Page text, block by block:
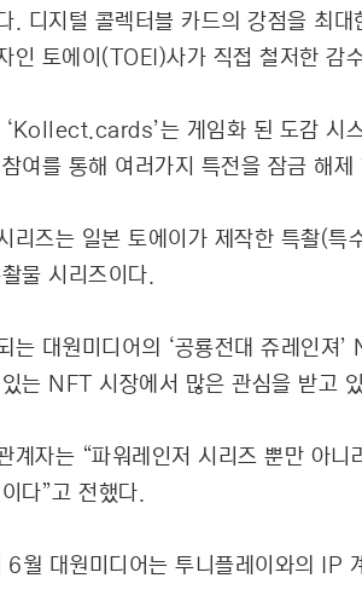
. 디지털 콜렉터블 카드의 강점을 최
인 토에이(TOEI)사가 직접 철저한 감
는 게임화 된 도감 시
여를 통해 여러가지 특전을 잠금 해
리즈는 일본 토에이가 제작한 특촬(
물 시리즈이다.
는 대원미디어의 ‘공룡전대 쥬레인
는 NFT 시장에서 많은 관심을 받고
계자는 “파워레인저 시리즈 뿐만 아
다”고 전했다.
6월 대원미디어는 투니플레이와의 IP